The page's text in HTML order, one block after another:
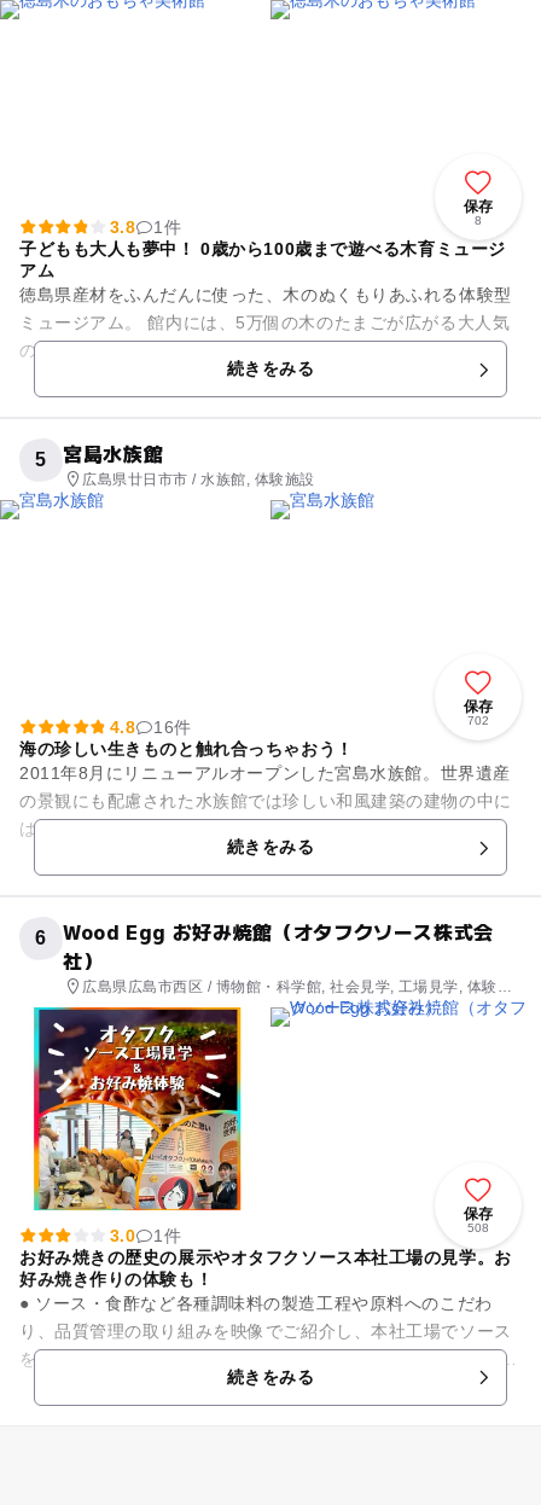
保存
8
3.8
1件
子どもも大人も夢中！ 0歳から100歳まで遊べる木育ミュージ
アム
徳島県産材をふんだんに使った、木のぬくもりあふれる体験型
ミュージアム。 館内には、5万個の木のたまごが広がる大人気
の木のたまごプールをはじめ、300種類以上のおもちゃや大型
続きをみる
5 宮島水族館
広島県廿日市市 / 水族館, 体験施設
保存
702
4.8
16件
海の珍しい生きものと触れ合っちゃおう！
2011年8月にリニューアルオープンした宮島水族館。世界遺産
の景観にも配慮された水族館では珍しい和風建築の建物の中に
は、瀬戸内海を中心とした380種以上の生きものに出会うこと
続きをみる
6
Wood Egg お好み焼館（オタフクソース株式会
社）
広島県広島市西区 / 博物館・科学館, 社会見学, 工場見学, 体験施
設
保存
508
3.0
1件
お好み焼きの歴史の展示やオタフクソース本社工場の見学。お
好み焼き作りの体験も！
● ソース・食酢など各種調味料の製造工程や原料へのこだわ
り、品質管理の取り組みを映像でご紹介し、本社工場でソース
を詰める工程をご案内します。 ● Wood Egg お好み焼館のご
続きをみる